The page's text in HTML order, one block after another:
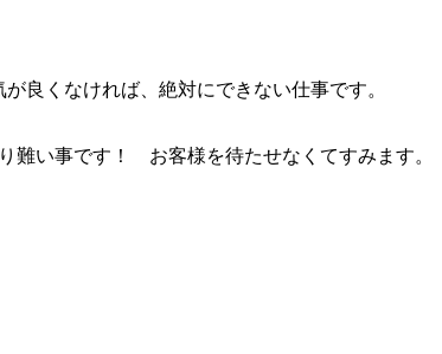
良くなければ、絶対にできない仕事です。
難い事です！ お客様を待たせなくてすみます。